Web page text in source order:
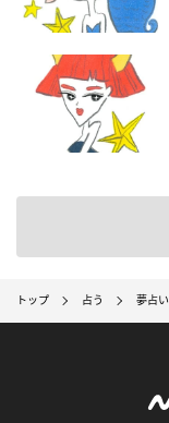
トップ 占う 夢占い